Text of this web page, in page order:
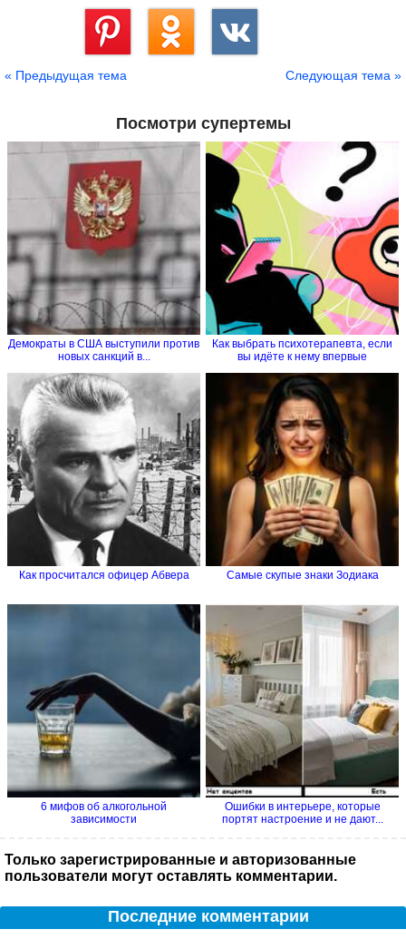
« Предыдущая тема Следующая тема »
Посмотри супертемы
Демократы в США выступили против
новых санкций в...
Как выбрать психотерапевта, если
вы идёте к нему впервые
Как просчитался офицер Абвера Самые скупые знаки Зодиака
6 мифов об алкогольной
зависимости
Ошибки в интерьере, которые
портят настроение и не дают...
Только зарегистрированные и авторизованные
пользователи могут оставлять комментарии.
Последние комментарии